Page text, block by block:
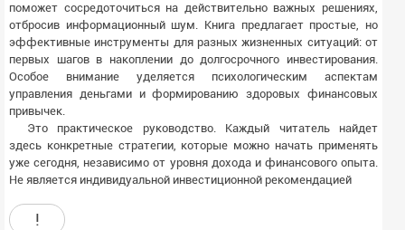
поможет сосредоточиться на действительно важных решениях,
отбросив информационный шум. Книга предлагает простые, но
эффективные инструменты для разных жизненных ситуаций: от
первых шагов в накоплении до долгосрочного инвестирования.
Особое внимание уделяется психологическим аспектам
управления деньгами и формированию здоровых финансовых
привычек.
Это практическое руководство. Каждый читатель найдет
здесь конкретные стратегии, которые можно начать применять
уже сегодня, независимо от уровня дохода и финансового опыта.
Не является индивидуальной инвестиционной рекомендацией
!